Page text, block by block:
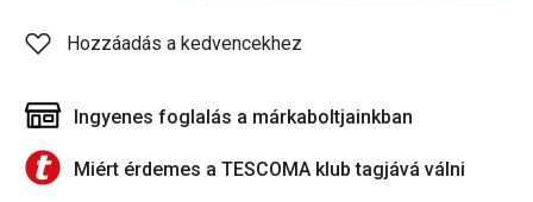
Hozzáadás a kedvencekhez
Ingyenes foglalás a márkaboltjainkban
Miért érdemes a TESCOMA klub tagjává válni